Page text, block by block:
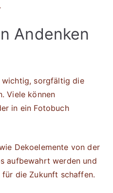
Andenken
wichtig, sorgfältig die
Viele können
in ein Fotobuch
Dekoelemente von der
aufbewahrt werden und
die Zukunft schaffen.